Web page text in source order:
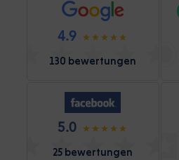
4.9
130 bewertungen
5.0
25 bewertungen